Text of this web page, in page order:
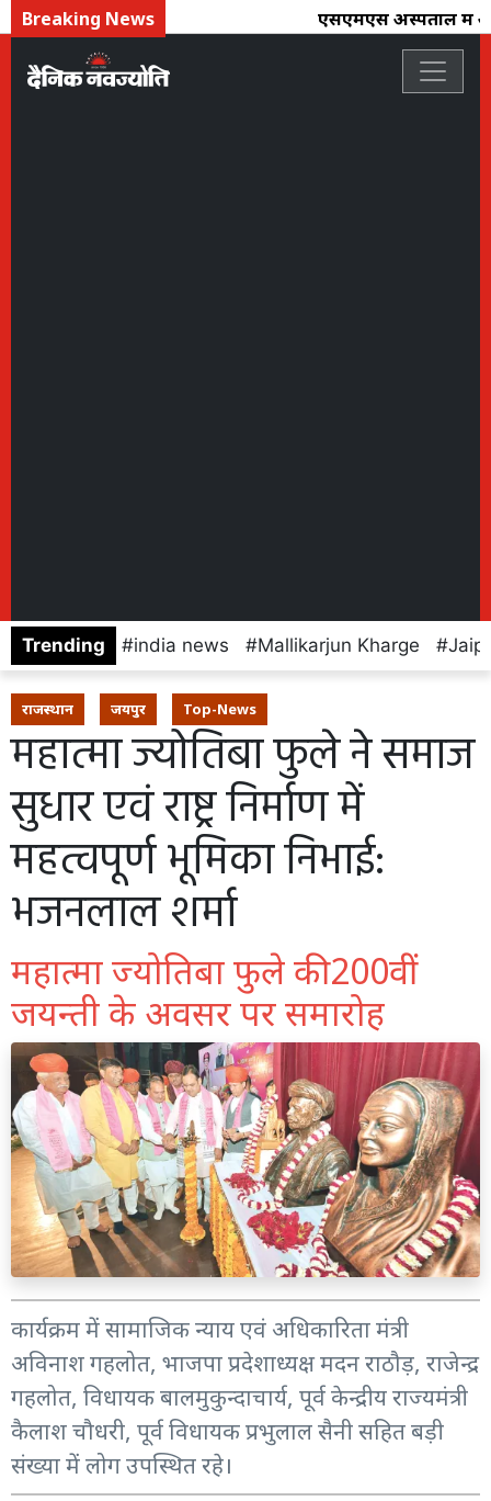
Breaking News एसएमएस अस्पताल में
Trending india news Mallikarjun Kharge
राजस्थान जयपुर Top-News
महात्मा ज्योतिबा फुले ने समाज
सुधार एवं राष्ट्र निर्माण में
महत्वपूर्ण भूमिका निभाई:
भजनलाल शर्मा
महात्मा ज्योतिबा फुले की 200वीं
जयन्ती के अवसर पर समारोह
कार्यक्रम में सामाजिक न्याय एवं अधिकारिता मंत्री
अविनाश गहलोत, भाजपा प्रदेशाध्यक्ष मदन राठौड़, राजेन्द्र
गहलोत, विधायक बालमुकुन्दाचार्य, पूर्व केन्द्रीय राज्यमंत्री
कैलाश चौधरी, पूर्व विधायक प्रभुलाल सैनी सहित बड़ी
संख्या में लोग उपस्थित रहे।